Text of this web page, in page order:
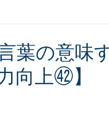
葉の意味
向上㊷】